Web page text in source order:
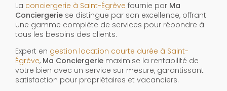
La conciergerie à Saint-Égrève fournie par Ma
Conciergerie se distingue par son excellence, offrant
une gamme complète de services pour répondre à
tous les besoins des clients.
Expert en gestion location courte durée à Saint-
Égrève, Ma Conciergerie maximise la rentabilité de
votre bien avec un service sur mesure, garantissant
satisfaction pour propriétaires et vacanciers.